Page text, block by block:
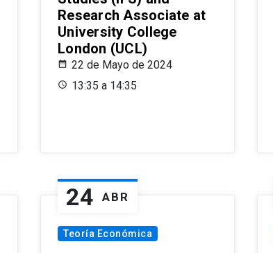
Research Associate at
University College
London (UCL)
22 de Mayo de 2024
13:35 a 14:35
24 ABR
Teoría Económica